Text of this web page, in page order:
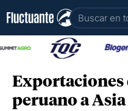
contenido
Buscar
Exportaciones
peruano a